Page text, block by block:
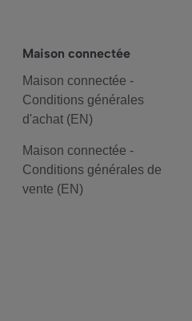
Maison connectée
Maison connectée -
Conditions générales
d'achat (EN)
Maison connectée -
Conditions générales de
vente (EN)